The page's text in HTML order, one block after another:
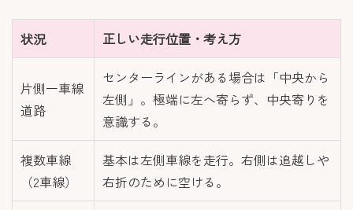
状況 正しい走行位置・考え方
片側一車線
道路
センターラインがある場合は「中央から
左側」。極端に左へ寄らず、中央寄りを
意識する。
複数車線
（2車線）
基本は左側車線を走行。右側は追越しや
右折のために空ける。